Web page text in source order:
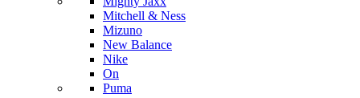
Mitchell & Ness
Mizuno
New Balance
Nike
On
Puma